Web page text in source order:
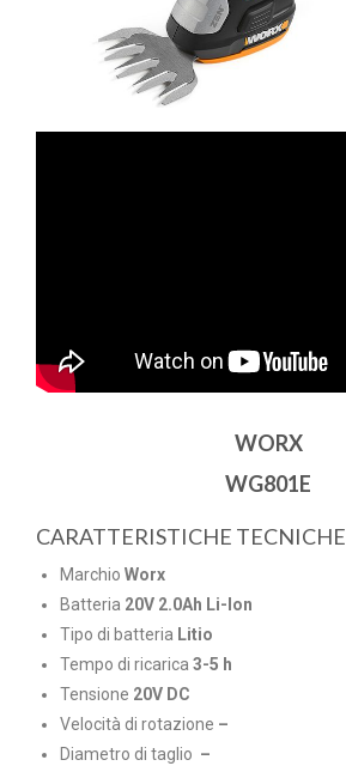
WORX
WG801E
CARATTERISTICHE TECNICHE
Marchio Worx
Batteria 20V 2.0Ah Li-Ion
Tipo di batteria Litio
Tempo di ricarica 3-5 h
Tensione 20V DC
Velocità di rotazione –
Diametro di taglio –